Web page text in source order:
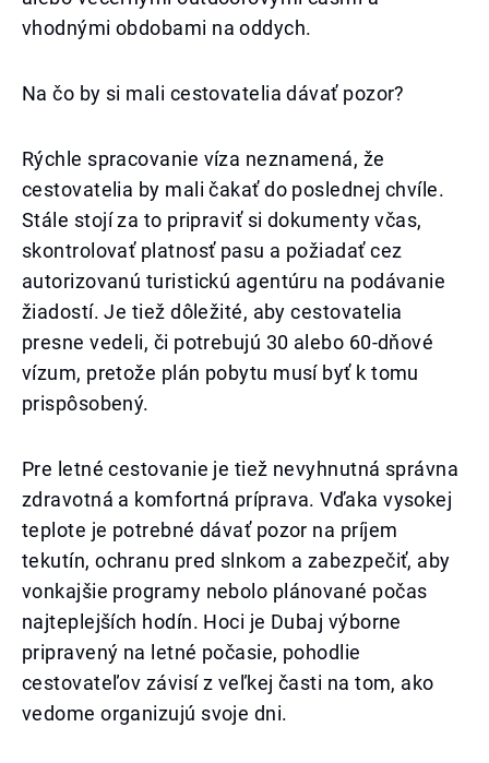
vhodnými obdobami na oddych.
Na čo by si mali cestovatelia dávať pozor?
Rýchle spracovanie víza neznamená, že
cestovatelia by mali čakať do poslednej chvíle.
Stále stojí za to pripraviť si dokumenty včas,
skontrolovať platnosť pasu a požiadať cez
autorizovanú turistickú agentúru na podávanie
žiadostí. Je tiež dôležité, aby cestovatelia
presne vedeli, či potrebujú 30 alebo 60-dňové
vízum, pretože plán pobytu musí byť k tomu
prispôsobený.
Pre letné cestovanie je tiež nevyhnutná správna
zdravotná a komfortná príprava. Vďaka vysokej
teplote je potrebné dávať pozor na príjem
tekutín, ochranu pred slnkom a zabezpečiť, aby
vonkajšie programy nebolo plánované počas
najteplejších hodín. Hoci je Dubaj výborne
pripravený na letné počasie, pohodlie
cestovateľov závisí z veľkej časti na tom, ako
vedome organizujú svoje dni.